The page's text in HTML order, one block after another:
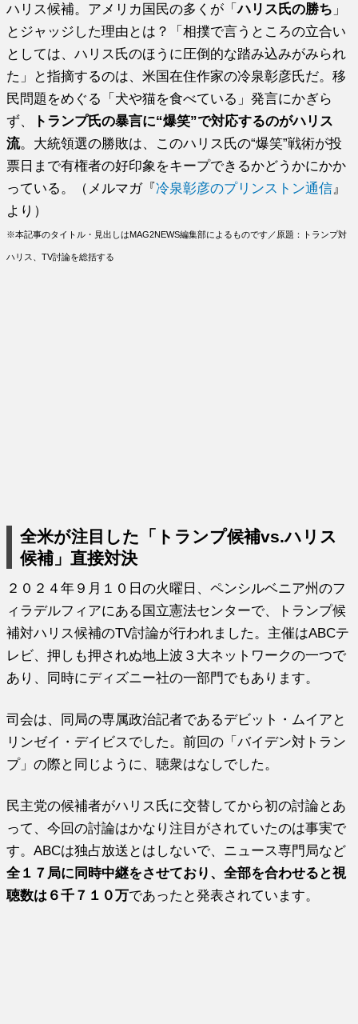
ハリス候補。アメリカ国民の多くが「ハリス氏の勝ち 」
とジャッジした理由とは？「相撲で言うところの立合い
としては、ハリス氏のほうに圧倒的な踏み込みがみられ
た」と指摘するのは、米国在住作家の冷泉彰彦氏だ。移
民問題をめぐる「犬や猫を食べている」発言にかぎら
ず、
トランプ氏の暴言に“爆笑”で対応するのがハリス
流。大統領選の勝敗は、このハリス氏の“爆笑”戦術が投
票日まで有権者の好印象をキープできるかどうかにかか
っている。（メルマガ『冷泉彰彦のプリンストン通信 』
より）
※本記事のタイトル・見出しはMAG2NEWS編集部によるものです／原題：トランプ対
ハリス、TV討論を総括する
全米が注目した「トランプ候補vs.ハリス
候補」直接対決
２０２４年９月１０日の火曜日、ペンシルベニア州のフ
ィラデルフィアにある国立憲法センターで、トランプ候
補対ハリス候補のTV討論が行われました。主催はABCテ
レビ、押しも押されぬ地上波３大ネットワークの一つで
あり、同時にディズニー社の一部門でもあります。
司会は、同局の専属政治記者であるデビット・ムイアと
リンゼイ・デイビスでした。前回の「バイデン対トラン
プ」の際と同じように、聴衆はなしでした。
民主党の候補者がハリス氏に交替してから初の討論とあ
って、今回の討論はかなり注目がされていたのは事実で
す。ABCは独占放送とはしないで、ニュース専門局など
全１７局に同時中継をさせており、全部を合わせると視
聴数は６千７１０万であったと発表されています。